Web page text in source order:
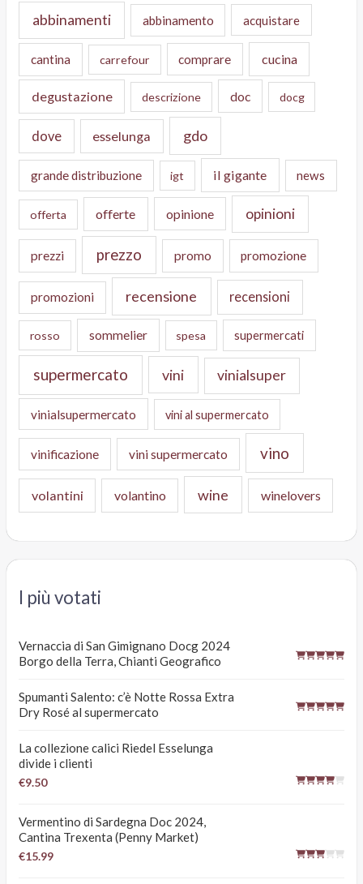
abbinamenti abbinamento acquistare
cantina carrefour comprare cucina
degustazione descrizione doc docg
dove esselunga gdo
grande distribuzione igt il gigante news
offerta offerte opinione opinioni
prezzi prezzo promo promozione
promozioni recensione recensioni
rosso sommelier spesa supermercati
supermercato vini vinialsuper
vinialsupermercato vini al supermercato
vinificazione vini supermercato vino
volantini volantino wine winelovers
I più votati
Vernaccia di San Gimignano Docg 2024
Borgo della Terra, Chianti Geografico
Spumanti Salento: c’è Notte Rossa Extra
Dry Rosé al supermercato
La collezione calici Riedel Esselunga
divide i clienti
€9.50
Vermentino di Sardegna Doc 2024,
Cantina Trexenta (Penny Market)
€15.99